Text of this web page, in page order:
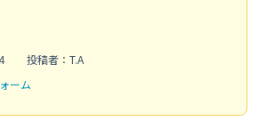
投稿者：T.A
ーム